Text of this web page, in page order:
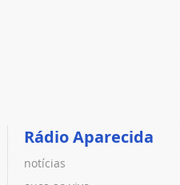
Rádio Aparecida
notícias